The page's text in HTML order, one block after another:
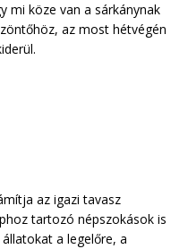
mi köze van a sárkánynak
az most hétvégén
az igazi tavasz
tartozó népszokások is
a legelőre, a